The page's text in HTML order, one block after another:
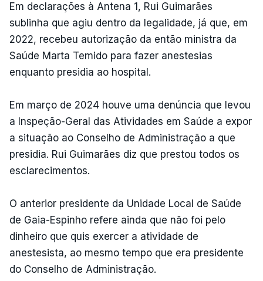
Em declarações à Antena 1, Rui Guimarães
sublinha que agiu dentro da legalidade, já que, em
2022, recebeu autorização da então ministra da
Saúde Marta Temido para fazer anestesias
enquanto presidia ao hospital.
Em março de 2024 houve uma denúncia que levou
a Inspeção-Geral das Atividades em Saúde a expor
a situação ao Conselho de Administração a que
presidia. Rui Guimarães diz que prestou todos os
esclarecimentos.
O anterior presidente da Unidade Local de Saúde
de Gaia-Espinho refere ainda que não foi pelo
dinheiro que quis exercer a atividade de
anestesista, ao mesmo tempo que era presidente
do Conselho de Administração.